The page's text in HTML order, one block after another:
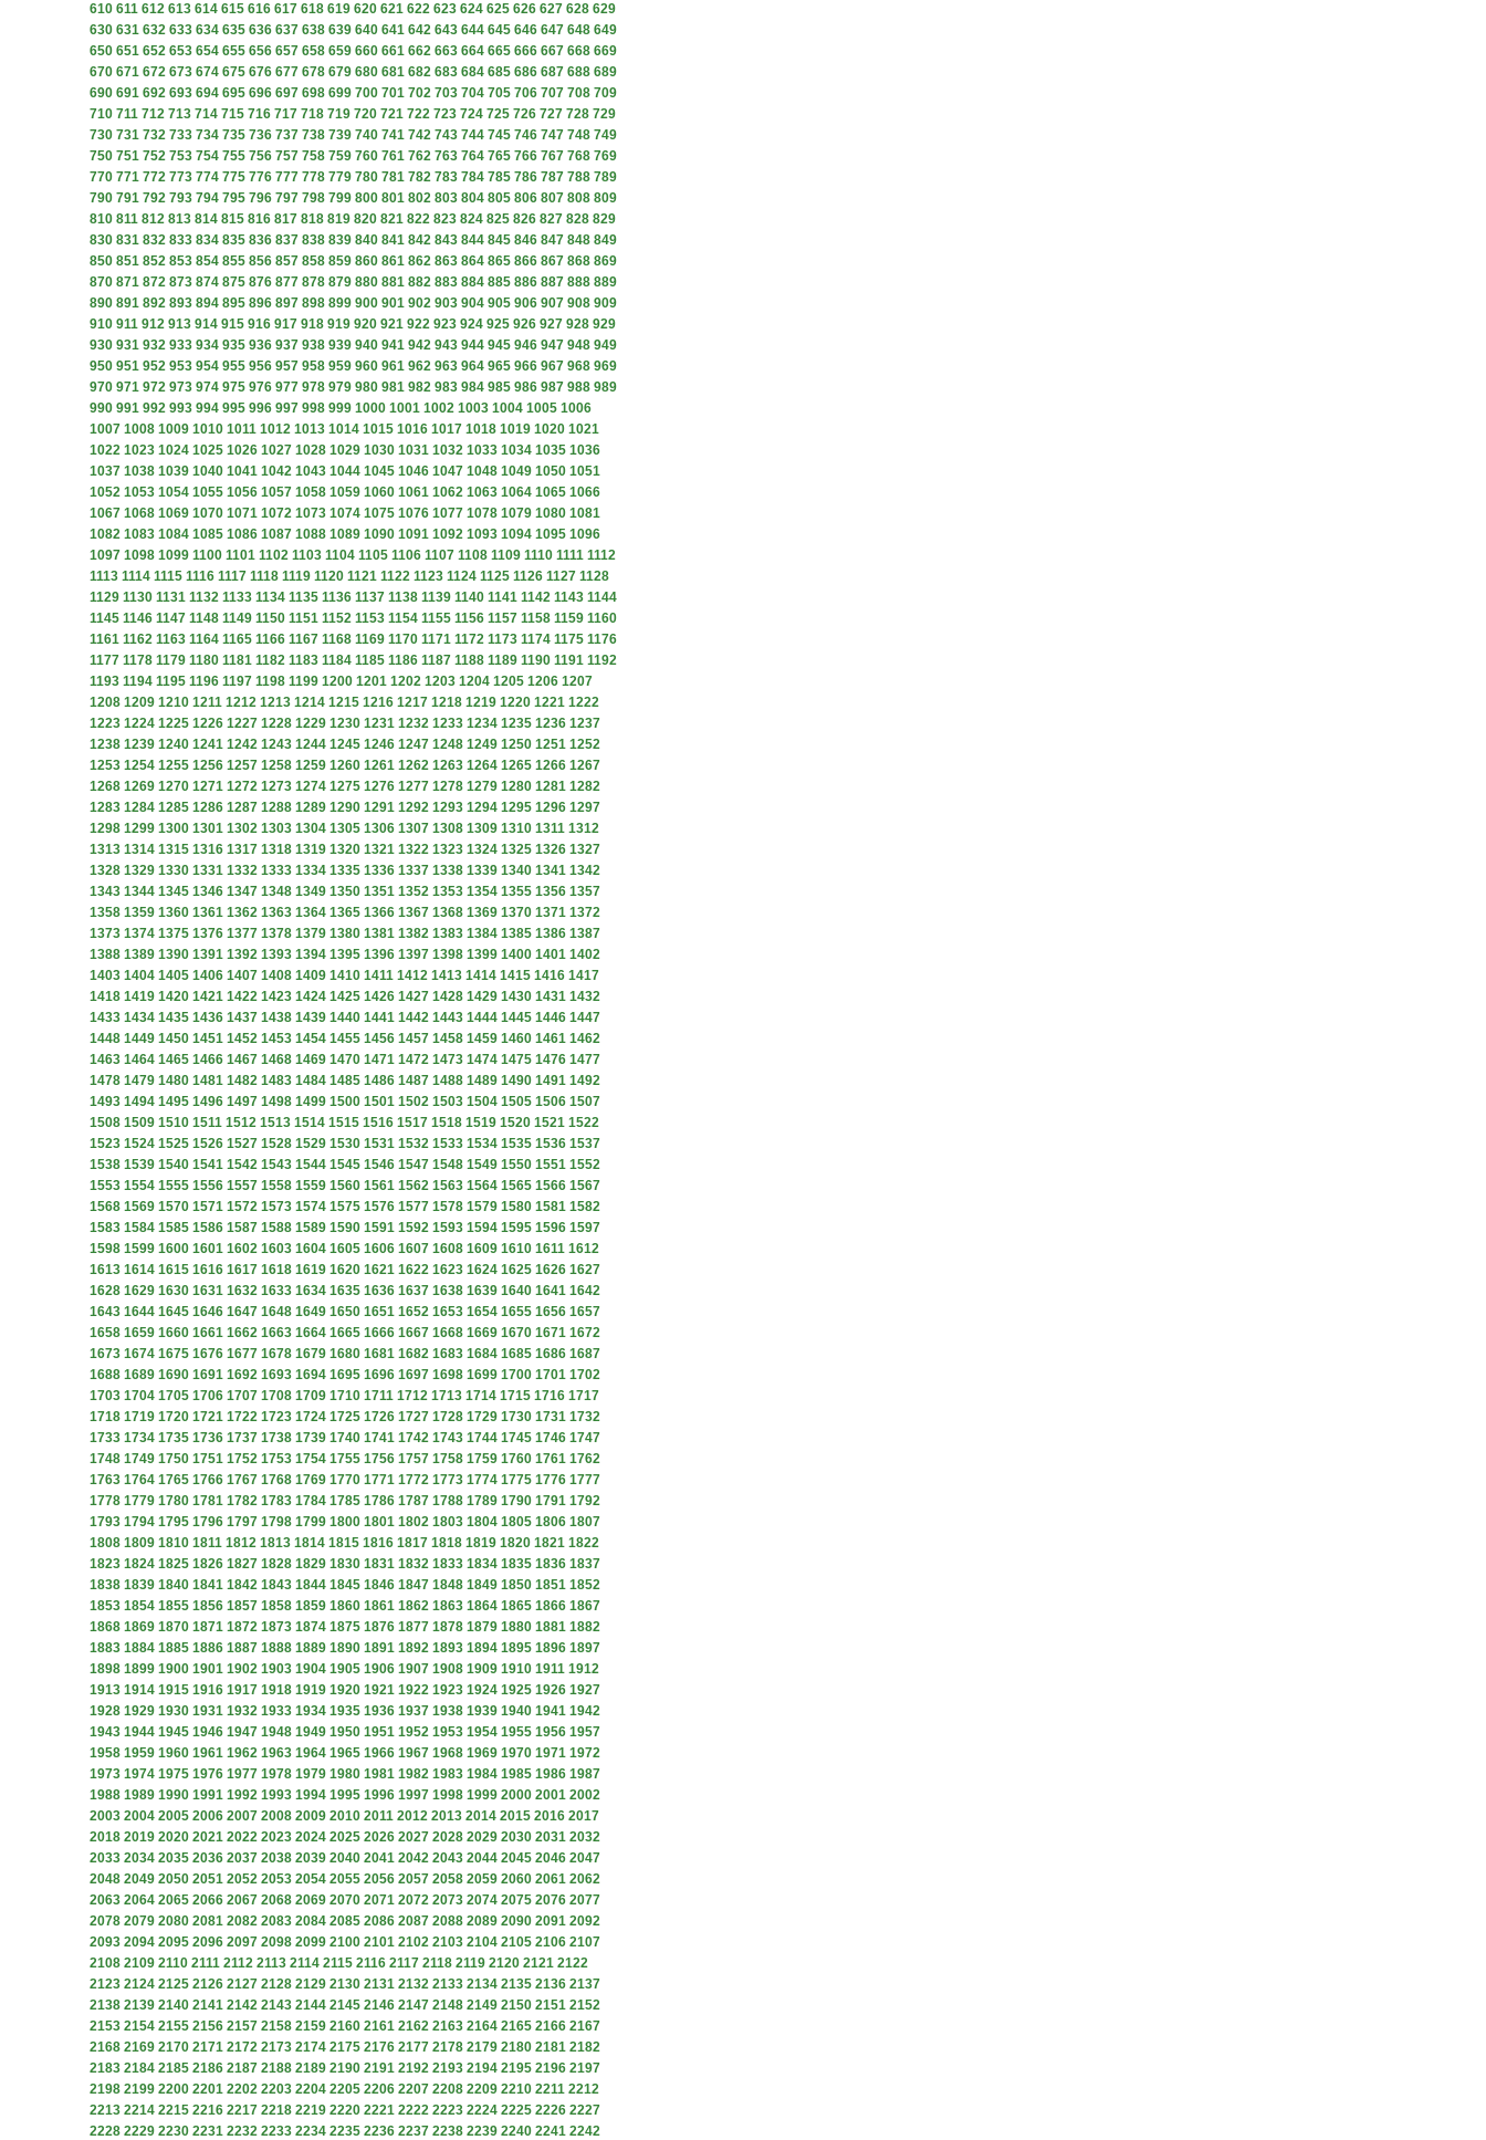
610 611 612 613 614 615 616 617 618 619 620 621 622 623 624 625 626 627 628 629
630 631 632 633 634 635 636 637 638 639 640 641 642 643 644 645 646 647 648 649
650 651 652 653 654 655 656 657 658 659 660 661 662 663 664 665 666 667 668 669
670 671 672 673 674 675 676 677 678 679 680 681 682 683 684 685 686 687 688 689
690 691 692 693 694 695 696 697 698 699 700 701 702 703 704 705 706 707 708 709
710 711 712 713 714 715 716 717 718 719 720 721 722 723 724 725 726 727 728 729
730 731 732 733 734 735 736 737 738 739 740 741 742 743 744 745 746 747 748 749
750 751 752 753 754 755 756 757 758 759 760 761 762 763 764 765 766 767 768 769
770 771 772 773 774 775 776 777 778 779 780 781 782 783 784 785 786 787 788 789
790 791 792 793 794 795 796 797 798 799 800 801 802 803 804 805 806 807 808 809
810 811 812 813 814 815 816 817 818 819 820 821 822 823 824 825 826 827 828 829
830 831 832 833 834 835 836 837 838 839 840 841 842 843 844 845 846 847 848 849
850 851 852 853 854 855 856 857 858 859 860 861 862 863 864 865 866 867 868 869
870 871 872 873 874 875 876 877 878 879 880 881 882 883 884 885 886 887 888 889
890 891 892 893 894 895 896 897 898 899 900 901 902 903 904 905 906 907 908 909
910 911 912 913 914 915 916 917 918 919 920 921 922 923 924 925 926 927 928 929
930 931 932 933 934 935 936 937 938 939 940 941 942 943 944 945 946 947 948 949
950 951 952 953 954 955 956 957 958 959 960 961 962 963 964 965 966 967 968 969
970 971 972 973 974 975 976 977 978 979 980 981 982 983 984 985 986 987 988 989
990 991 992 993 994 995 996 997 998 999 1000 1001 1002 1003 1004 1005 1006
1007 1008 1009 1010 1011 1012 1013 1014 1015 1016 1017 1018 1019 1020 1021
1022 1023 1024 1025 1026 1027 1028 1029 1030 1031 1032 1033 1034 1035 1036
1037 1038 1039 1040 1041 1042 1043 1044 1045 1046 1047 1048 1049 1050 1051
1052 1053 1054 1055 1056 1057 1058 1059 1060 1061 1062 1063 1064 1065 1066
1067 1068 1069 1070 1071 1072 1073 1074 1075 1076 1077 1078 1079 1080 1081
1082 1083 1084 1085 1086 1087 1088 1089 1090 1091 1092 1093 1094 1095 1096
1097 1098 1099 1100 1101 1102 1103 1104 1105 1106 1107 1108 1109 1110 1111 1112
1113 1114 1115 1116 1117 1118 1119 1120 1121 1122 1123 1124 1125 1126 1127 1128
1129 1130 1131 1132 1133 1134 1135 1136 1137 1138 1139 1140 1141 1142 1143 1144
1145 1146 1147 1148 1149 1150 1151 1152 1153 1154 1155 1156 1157 1158 1159 1160
1161 1162 1163 1164 1165 1166 1167 1168 1169 1170 1171 1172 1173 1174 1175 1176
1177 1178 1179 1180 1181 1182 1183 1184 1185 1186 1187 1188 1189 1190 1191 1192
1193 1194 1195 1196 1197 1198 1199 1200 1201 1202 1203 1204 1205 1206 1207
1208 1209 1210 1211 1212 1213 1214 1215 1216 1217 1218 1219 1220 1221 1222
1223 1224 1225 1226 1227 1228 1229 1230 1231 1232 1233 1234 1235 1236 1237
1238 1239 1240 1241 1242 1243 1244 1245 1246 1247 1248 1249 1250 1251 1252
1253 1254 1255 1256 1257 1258 1259 1260 1261 1262 1263 1264 1265 1266 1267
1268 1269 1270 1271 1272 1273 1274 1275 1276 1277 1278 1279 1280 1281 1282
1283 1284 1285 1286 1287 1288 1289 1290 1291 1292 1293 1294 1295 1296 1297
1298 1299 1300 1301 1302 1303 1304 1305 1306 1307 1308 1309 1310 1311 1312
1313 1314 1315 1316 1317 1318 1319 1320 1321 1322 1323 1324 1325 1326 1327
1328 1329 1330 1331 1332 1333 1334 1335 1336 1337 1338 1339 1340 1341 1342
1343 1344 1345 1346 1347 1348 1349 1350 1351 1352 1353 1354 1355 1356 1357
1358 1359 1360 1361 1362 1363 1364 1365 1366 1367 1368 1369 1370 1371 1372
1373 1374 1375 1376 1377 1378 1379 1380 1381 1382 1383 1384 1385 1386 1387
1388 1389 1390 1391 1392 1393 1394 1395 1396 1397 1398 1399 1400 1401 1402
1403 1404 1405 1406 1407 1408 1409 1410 1411 1412 1413 1414 1415 1416 1417
1418 1419 1420 1421 1422 1423 1424 1425 1426 1427 1428 1429 1430 1431 1432
1433 1434 1435 1436 1437 1438 1439 1440 1441 1442 1443 1444 1445 1446 1447
1448 1449 1450 1451 1452 1453 1454 1455 1456 1457 1458 1459 1460 1461 1462
1463 1464 1465 1466 1467 1468 1469 1470 1471 1472 1473 1474 1475 1476 1477
1478 1479 1480 1481 1482 1483 1484 1485 1486 1487 1488 1489 1490 1491 1492
1493 1494 1495 1496 1497 1498 1499 1500 1501 1502 1503 1504 1505 1506 1507
1508 1509 1510 1511 1512 1513 1514 1515 1516 1517 1518 1519 1520 1521 1522
1523 1524 1525 1526 1527 1528 1529 1530 1531 1532 1533 1534 1535 1536 1537
1538 1539 1540 1541 1542 1543 1544 1545 1546 1547 1548 1549 1550 1551 1552
1553 1554 1555 1556 1557 1558 1559 1560 1561 1562 1563 1564 1565 1566 1567
1568 1569 1570 1571 1572 1573 1574 1575 1576 1577 1578 1579 1580 1581 1582
1583 1584 1585 1586 1587 1588 1589 1590 1591 1592 1593 1594 1595 1596 1597
1598 1599 1600 1601 1602 1603 1604 1605 1606 1607 1608 1609 1610 1611 1612
1613 1614 1615 1616 1617 1618 1619 1620 1621 1622 1623 1624 1625 1626 1627
1628 1629 1630 1631 1632 1633 1634 1635 1636 1637 1638 1639 1640 1641 1642
1643 1644 1645 1646 1647 1648 1649 1650 1651 1652 1653 1654 1655 1656 1657
1658 1659 1660 1661 1662 1663 1664 1665 1666 1667 1668 1669 1670 1671 1672
1673 1674 1675 1676 1677 1678 1679 1680 1681 1682 1683 1684 1685 1686 1687
1688 1689 1690 1691 1692 1693 1694 1695 1696 1697 1698 1699 1700 1701 1702
1703 1704 1705 1706 1707 1708 1709 1710 1711 1712 1713 1714 1715 1716 1717
1718 1719 1720 1721 1722 1723 1724 1725 1726 1727 1728 1729 1730 1731 1732
1733 1734 1735 1736 1737 1738 1739 1740 1741 1742 1743 1744 1745 1746 1747
1748 1749 1750 1751 1752 1753 1754 1755 1756 1757 1758 1759 1760 1761 1762
1763 1764 1765 1766 1767 1768 1769 1770 1771 1772 1773 1774 1775 1776 1777
1778 1779 1780 1781 1782 1783 1784 1785 1786 1787 1788 1789 1790 1791 1792
1793 1794 1795 1796 1797 1798 1799 1800 1801 1802 1803 1804 1805 1806 1807
1808 1809 1810 1811 1812 1813 1814 1815 1816 1817 1818 1819 1820 1821 1822
1823 1824 1825 1826 1827 1828 1829 1830 1831 1832 1833 1834 1835 1836 1837
1838 1839 1840 1841 1842 1843 1844 1845 1846 1847 1848 1849 1850 1851 1852
1853 1854 1855 1856 1857 1858 1859 1860 1861 1862 1863 1864 1865 1866 1867
1868 1869 1870 1871 1872 1873 1874 1875 1876 1877 1878 1879 1880 1881 1882
1883 1884 1885 1886 1887 1888 1889 1890 1891 1892 1893 1894 1895 1896 1897
1898 1899 1900 1901 1902 1903 1904 1905 1906 1907 1908 1909 1910 1911 1912
1913 1914 1915 1916 1917 1918 1919 1920 1921 1922 1923 1924 1925 1926 1927
1928 1929 1930 1931 1932 1933 1934 1935 1936 1937 1938 1939 1940 1941 1942
1943 1944 1945 1946 1947 1948 1949 1950 1951 1952 1953 1954 1955 1956 1957
1958 1959 1960 1961 1962 1963 1964 1965 1966 1967 1968 1969 1970 1971 1972
1973 1974 1975 1976 1977 1978 1979 1980 1981 1982 1983 1984 1985 1986 1987
1988 1989 1990 1991 1992 1993 1994 1995 1996 1997 1998 1999 2000 2001 2002
2003 2004 2005 2006 2007 2008 2009 2010 2011 2012 2013 2014 2015 2016 2017
2018 2019 2020 2021 2022 2023 2024 2025 2026 2027 2028 2029 2030 2031 2032
2033 2034 2035 2036 2037 2038 2039 2040 2041 2042 2043 2044 2045 2046 2047
2048 2049 2050 2051 2052 2053 2054 2055 2056 2057 2058 2059 2060 2061 2062
2063 2064 2065 2066 2067 2068 2069 2070 2071 2072 2073 2074 2075 2076 2077
2078 2079 2080 2081 2082 2083 2084 2085 2086 2087 2088 2089 2090 2091 2092
2093 2094 2095 2096 2097 2098 2099 2100 2101 2102 2103 2104 2105 2106 2107
2108 2109 2110 2111 2112 2113 2114 2115 2116 2117 2118 2119 2120 2121 2122
2123 2124 2125 2126 2127 2128 2129 2130 2131 2132 2133 2134 2135 2136 2137
2138 2139 2140 2141 2142 2143 2144 2145 2146 2147 2148 2149 2150 2151 2152
2153 2154 2155 2156 2157 2158 2159 2160 2161 2162 2163 2164 2165 2166 2167
2168 2169 2170 2171 2172 2173 2174 2175 2176 2177 2178 2179 2180 2181 2182
2183 2184 2185 2186 2187 2188 2189 2190 2191 2192 2193 2194 2195 2196 2197
2198 2199 2200 2201 2202 2203 2204 2205 2206 2207 2208 2209 2210 2211 2212
2213 2214 2215 2216 2217 2218 2219 2220 2221 2222 2223 2224 2225 2226 2227
2228 2229 2230 2231 2232 2233 2234 2235 2236 2237 2238 2239 2240 2241 2242